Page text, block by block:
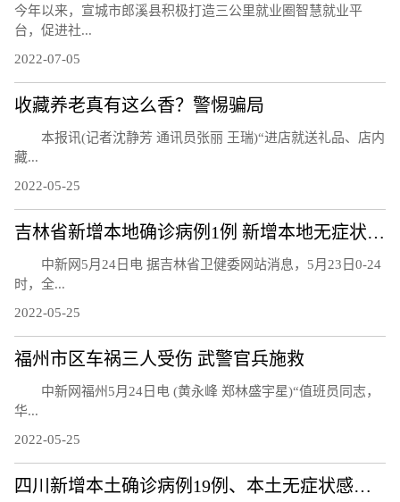
今年以来，宣城市郎溪县积极打造三公里就业圈智慧就业平
台，促进社...
2022-07-05
收藏养老真有这么香？警惕骗局
本报讯(记者沈静芳 通讯员张丽 王瑞)“进店就送礼品、店内
藏...
2022-05-25
吉林省新增本地确诊病例1例 新增本地无症状感染者7例
中新网5月24日电 据吉林省卫健委网站消息，5月23日0-24
时，全...
2022-05-25
福州市区车祸三人受伤 武警官兵施救
中新网福州5月24日电 (黄永峰 郑林盛宇星)“值班员同志，
华...
2022-05-25
四川新增本土确诊病例19例、本土无症状感染者24例